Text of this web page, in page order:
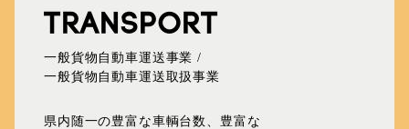
TRANSPORT
一般貨物自動車運送事業 /
一般貨物自動車運送取扱事業
県内随一の豊富な車輌台数、豊富な